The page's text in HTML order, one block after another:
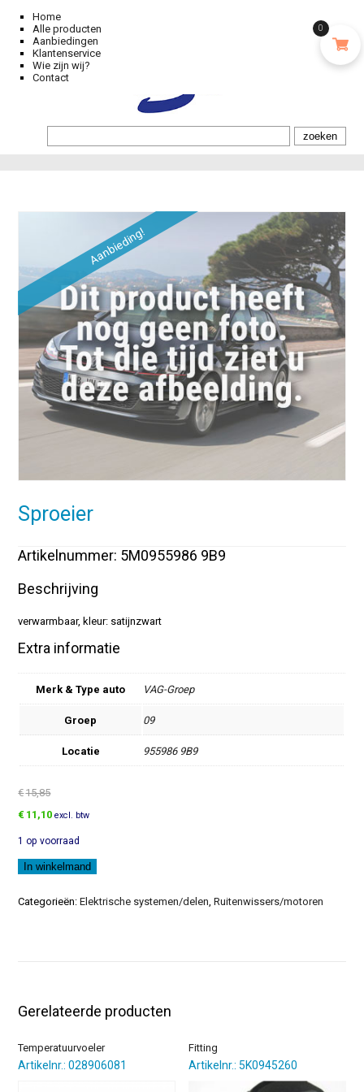
Home
Alle producten
Aanbiedingen
Klantenservice
Wie zijn wij?
Contact
Aanbieding!
Sproeier
Artikelnummer: 5M0955986 9B9
Beschrijving
verwarmbaar, kleur: satijnzwart
Extra informatie
Merk & Type auto VAG-Groep
Groep 09
Locatie 955986 9B9
€15,85
Oorspronkelijke
was:
€15,85.
€ 11,10Huidige
is:
€11,10.
excl. btw
1 op voorraad
Sproeier
aantal
In winkelmand
Categorieën:Elektrische systemen/delen,Ruitenwissers/motoren
Gerelateerde producten
Temperatuurvoeler
Artikelnr.: 028906081
Fitting
Artikelnr.: 5K0945260
0